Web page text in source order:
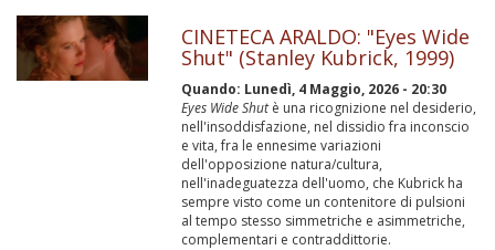
CINETECA ARALDO: "Eyes Wide
Shut" (Stanley Kubrick, 1999)
Quando: Lunedì, 4 Maggio, 2026 - 20:30
Eyes Wide Shutè una ricognizione nel desiderio,
nell'insoddisfazione, nel dissidio fra inconscio
e vita, fra le ennesime variazioni
dell'opposizione natura/cultura,
nell'inadeguatezza dell'uomo, che Kubrick ha
sempre visto come un contenitore di pulsioni
al tempo stesso simmetriche e asimmetriche,
complementari e contraddittorie.